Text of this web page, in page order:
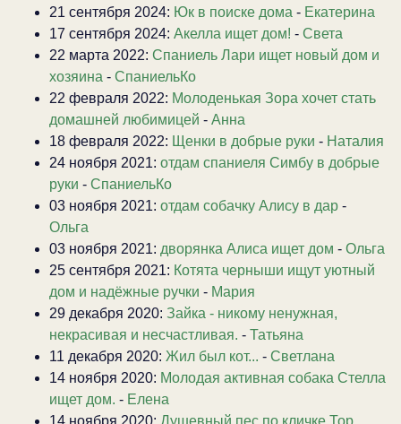
21 сентября 2024: Юк в поиске дома - Екатерина
17 сентября 2024: Акелла ищет дом! - Света
22 марта 2022: Спаниель Лари ищет новый дом и
хозяина - СпаниельКо
22 февраля 2022: Молоденькая Зора хочет стать
домашней любимицей - Анна
18 февраля 2022: Щенки в добрые руки - Наталия
24 ноября 2021: отдам спаниеля Симбу в добрые
руки - СпаниельКо
03 ноября 2021: отдам собачку Алису в дар -
Ольга
03 ноября 2021: дворянка Алиса ищет дом - Ольга
25 сентября 2021: Котята черныши ищут уютный
дом и надёжные ручки - Мария
29 декабря 2020: Зайка - никому ненужная,
некрасивая и несчастливая. - Татьяна
11 декабря 2020: Жил был кот... - Светлана
14 ноября 2020: Молодая активная собака Стелла
ищет дом. - Елена
14 ноября 2020: Душевный пес по кличке Тор